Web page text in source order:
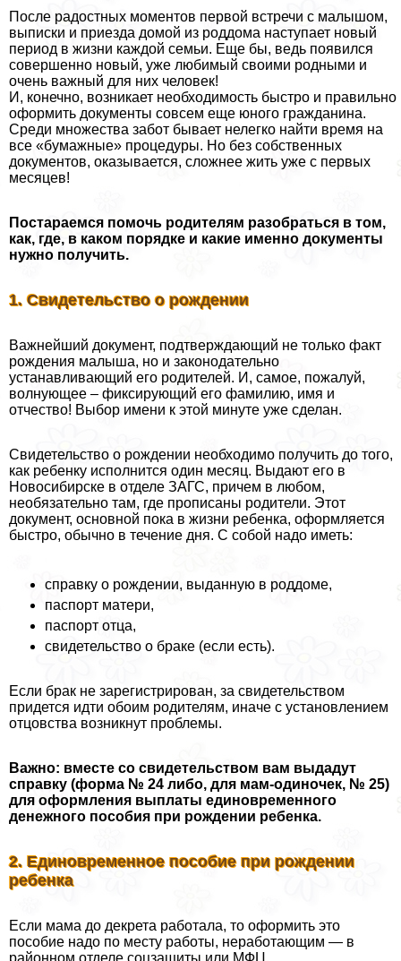
После радостных моментов первой встречи с малышом,
выписки и приезда домой из роддома наступает новый
период в жизни каждой семьи. Еще бы, ведь появился
совершенно новый, уже любимый своими родными и
очень важный для них человек!
И, конечно, возникает необходимость быстро и правильно
оформить документы совсем еще юного гражданина.
Среди множества забот бывает нелегко найти время на
все «бумажные» процедуры. Но без собственных
документов, оказывается, сложнее жить уже с первых
месяцев!
Постараемся помочь родителям разобраться в том,
как, где, в каком порядке и какие именно документы
нужно получить.
1. Свидетельство о рождении
Важнейший документ, подтверждающий не только факт
рождения малыша, но и законодательно
устанавливающий его родителей. И, самое, пожалуй,
волнующее – фиксирующий его фамилию, имя и
отчество! Выбор имени к этой минуте уже сделан.
Свидетельство о рождении необходимо получить до того,
как ребенку исполнится один месяц. Выдают его в
Новосибирске в отделе ЗАГС, причем в любом,
необязательно там, где прописаны родители. Этот
документ, основной пока в жизни ребенка, оформляется
быстро, обычно в течение дня. С собой надо иметь:
справку о рождении, выданную в роддоме,
паспорт матери,
паспорт отца,
свидетельство о бpaке (если есть).
Если бpaк не зарегистрирован, за свидетельством
придется идти обоим родителям, иначе с установлением
отцовства возникнут проблемы.
Важно: вместе со свидетельством вам выдадут
справку (форма № 24 либо, для мам-одиночек, № 25)
для оформления выплаты единовременного
денежного пособия при рождении ребенка.
2. Единовременное пособие при рождении
ребенка
Если мама до декрета работала, то оформить это
пособие надо по месту работы, неработающим — в
районном отделе соцзащиты или МФЦ.